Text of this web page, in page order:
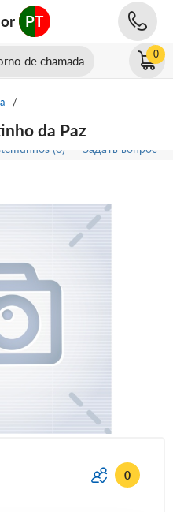
PT
de chamada 0
/
da Paz
(0) Задать вопрос
0